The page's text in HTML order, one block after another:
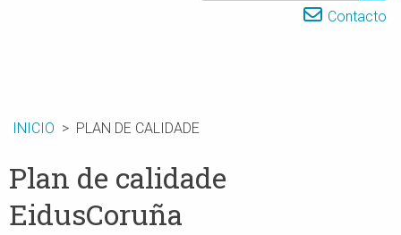
Contacto
INICIO PLAN DE CALIDADE
Plan de calidade
EidusCoruña